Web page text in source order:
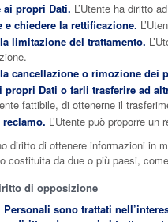
ai propri Dati. L’Utente ha diritto
e chiedere la rettificazione.
limitazione del trattamento.
cancellazione o rimozione dei
propri Dati o farli trasferire ad
fattibile, di ottenerne il
L’Utente può proporre
diritto di ottenere informazioni in
costituita da due o più paesi,
di opposizione
Personali sono trattati